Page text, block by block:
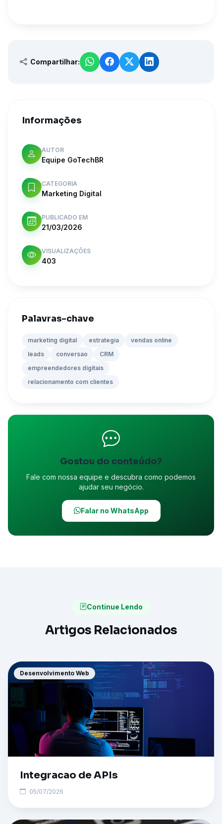
Compartilhar:
Informações
AUTOR
Equipe GoTechBR
CATEGORIA
Marketing Digital
PUBLICADO EM
21/03/2026
VISUALIZAÇÕES
403
Palavras-chave
marketing digital estrategia
vendas online
leads
conversao
CRM
empreendedores digitais
relacionamento com clientes
Gostou do conteúdo?
Fale com nossa equipe e descubra como podemos
ajudar seu negócio.
Falar no WhatsApp
Continue Lendo
Artigos Relacionados
Desenvolvimento Web
Integracao de APIs
05/07/2026